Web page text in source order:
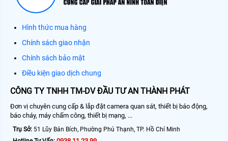
Hình thức mua hàng
Chính sách giao nhận
Chính sách bảo mật
Điều kiện giao dịch chung
CÔNG TY TNHH TM-DV ĐẦU TƯ AN THÀNH PHÁT
Đơn vị chuyên cung cấp & lắp đặt camera quan sát, thiết bị báo động,
báo cháy, máy chấm công, thiết bị mạng, ...
Trụ Sở: 51 Lũy Bán Bích, Phường Phú Thạnh, TP. Hồ Chí Minh